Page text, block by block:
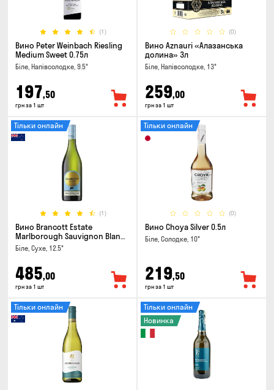
(1)
Вино Peter Weinbach Riesling
Medium Sweet 0.75л
Біле, Напівсолодке, 9.5°
197,50
грн за 1 шт
(0)
Вино Aznauri «Алазанська
долина» 3л
Біле, Напівсолодке, 13°
259,00
грн за 1 шт
(1)
Тільки онлайн
Вино Brancott Estate
Marlborough Sauvignon Blanc
0.75л
Біле, Сухе, 12.5°
485,00
грн за 1 шт
(0)
Тільки онлайн
Вино Choya Silver 0.5л
Біле, Солодке, 10°
219,50
грн за 1 шт
Тільки онлайн
Тільки онлайн
Новинка